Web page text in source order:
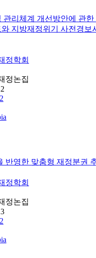
관리체계 개선방안에 관한
지방재정위기 사전경보
정학회
정논집
2
반영한 맞춤형 재정분권
정학회
정논집
2